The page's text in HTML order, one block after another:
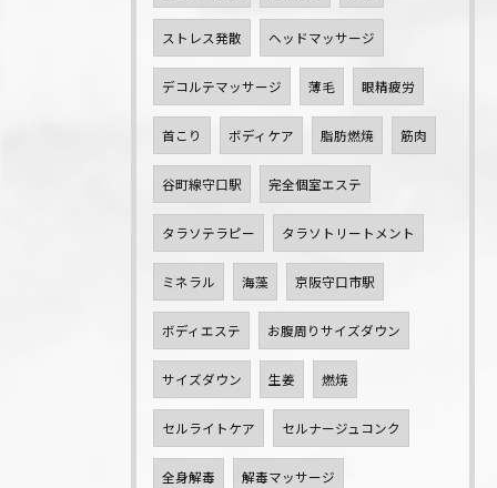
ストレス発散 ヘッドマッサージ
デコルテマッサージ 薄毛 眼精疲労
首こり ボディケア 脂肪燃焼 筋肉
谷町線守口駅 完全個室エステ
タラソテラピー タラソトリートメント
ミネラル 海藻 京阪守口市駅
ボディエステ お腹周りサイズダウン
サイズダウン 生姜 燃焼
セルライトケア セルナージュコンク
全身解毒 解毒マッサージ